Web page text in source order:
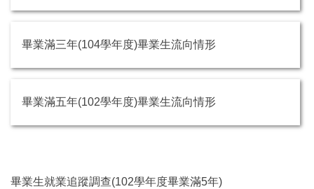
畢業滿三年(104學年度)畢業生流向情形
畢業滿五年(102學年度)畢業生流向情形
畢業生就業追蹤調查(102學年度畢業滿5年)